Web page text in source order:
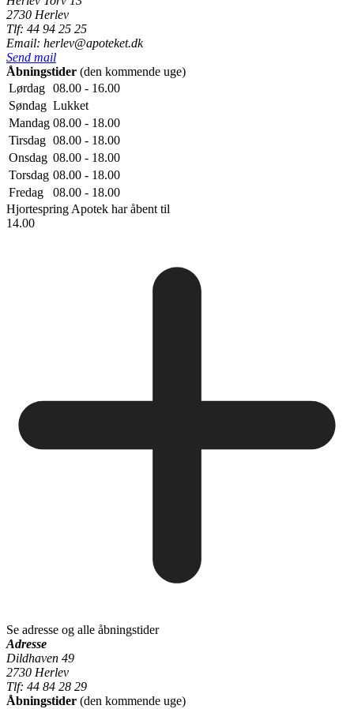
2730 Herlev
Tlf: 44 94 25 25
Email: herlev@apoteket.dk
Send mail
Åbningstider (den kommende uge)
Lørdag 08.00 - 16.00
Søndag Lukket
Mandag 08.00 - 18.00
Tirsdag 08.00 - 18.00
Onsdag 08.00 - 18.00
Torsdag 08.00 - 18.00
Fredag
08.00 - 18.00
Hjortespring Apotek har åbent til
14.00
Se adresse og alle åbningstider
Adresse
Dildhaven 49
2730 Herlev
Tlf: 44 84 28 29
Åbningstider (den kommende uge)